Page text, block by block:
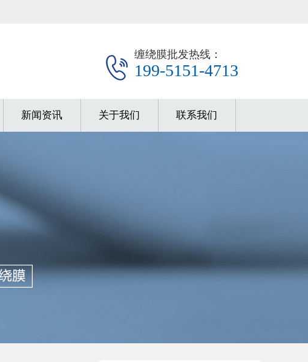
缠绕膜批发热线：
199-5151-4713
新闻资讯 关于我们 联系我们